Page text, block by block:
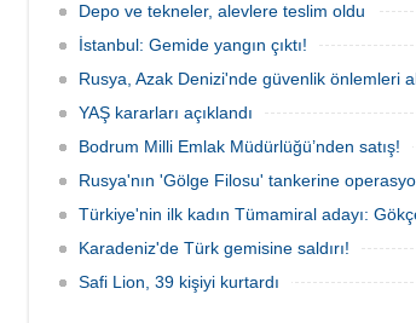
jandarma inceleme başlattı.
Depo ve tekneler, alevlere teslim oldu
İstanbul: Gemide yangın çıktı!
Rusya, Azak Denizi'nde güvenlik önlemleri
YAŞ kararları açıklandı
Bodrum Milli Emlak Müdürlüğü’nden satış!
Rusya'nın 'Gölge Filosu' tankerine
Türkiye'nin ilk kadın Tümamiral adayı:
Karadeniz'de Türk gemisine saldırı!
Safi Lion, 39 kişiyi kurtardı